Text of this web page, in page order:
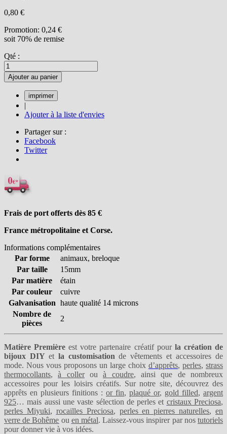
0,80 €
Promotion: 0,24 €
soit 70% de remise
Qté :
Ajouter au panier
|
Ajouter à la liste d'envies
Partager sur :
Facebook
Twitter
Frais de port offerts dès 85 €
France métropolitaine et Corse.
Informations complémentaires
Par forme
animaux, breloque
Par taille
15mm
Par matière
étain
Par couleur
cuivre
Galvanisation haute qualité 14 microns
Nombre de
pièces
2
Matière Première est votre partenaire créatif pourla création de
bijoux DIY etla customisation de vêtements et accessoires de
mode. Nous vous proposons un large choix d’apprêts, perles, strass
thermocollants,à collerouà coudre, ainsi que de nombreux
accessoires pour les loisirs créatifs. Sur notre site, découvrez des
apprêts en plusieurs finitions : or fin, plaqué or, gold filled, argent
925… mais aussi une vaste sélection de perles et cristaux Preciosa,
perles Miyuki, rocailles Preciosa, perles en pierres naturelles, en
verre de Bohême ou en métal. Laissez-vous inspirer par nostutoriels
pour donner vie à vos idées.